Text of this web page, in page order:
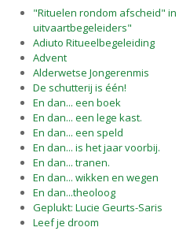
"Rituelen rondom afscheid"
uitvaartbegeleiders"
Adiuto Ritueelbegeleiding
Advent
Alderwetse Jongerenmis
De schutterij is één!
En dan... een boek
En dan... een lege kast.
En dan... een speld
En dan... is het jaar voorbij.
En dan... tranen.
En dan... wikken en wegen
En dan...theoloog
Geplukt: Lucie Geurts-Saris
Leef je droom